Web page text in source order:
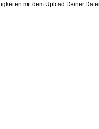
mit dem Upload Deiner